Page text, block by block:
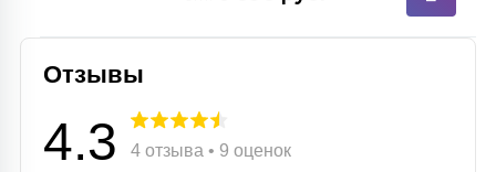
Отзывы
4.3 4 отзыва • 9 оценок